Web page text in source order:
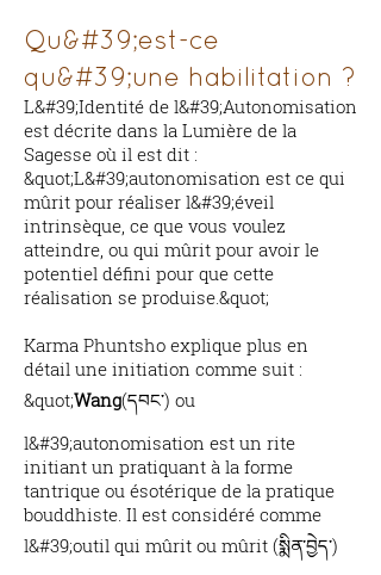
Qu&#39;est-ce
qu&#39;une habilitation ?
L&#39;Identité de l&#39;Autonomisation
est décrite dans la Lumière de la
Sagesse où il est dit :
&quot;L&#39;autonomisation est ce qui
mûrit pour réaliser l&#39;éveil
intrinsèque, ce que vous voulez
atteindre, ou qui mûrit pour avoir le
potentiel défini pour que cette
réalisation se produise.&quot;
Karma Phuntsho explique plus en
détail une initiation comme suit :
&quot;Wang(དབང་) ou
l&#39;autonomisation est un rite
initiant un pratiquant à la forme
tantrique ou ésotérique de la pratique
bouddhiste. Il est considéré comme
l&#39;outil qui mûrit ou mûrit (སྨིན་བྱེད་)